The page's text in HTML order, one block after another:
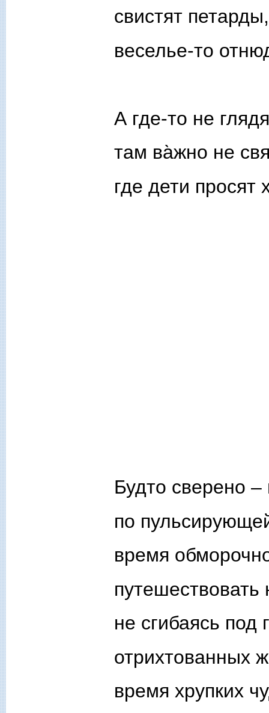
свистят
веселье-то
А где-то не
там ва̀жно не
где дети просят
Будто сверено –
по
время
путешествовать
не сгибаясь под
отрихтованных
время хрупких